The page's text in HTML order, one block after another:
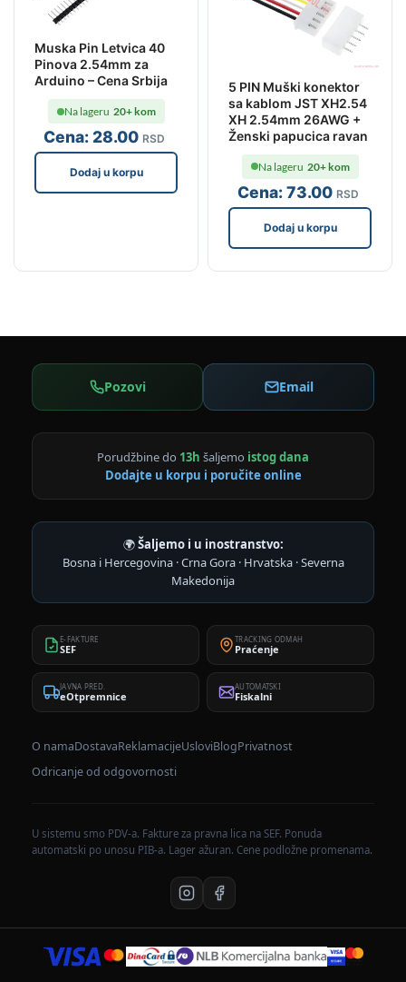
Muska Pin Letvica 40
Pinova 2.54mm za
Arduino – Cena Srbija
Cena: 28.00 RSD
Na lageru 20+ kom
Dodaj u korpu
5 PIN Muški konektor
sa kablom JST XH2.54
XH 2.54mm 26AWG +
Ženski papucica ravan
Cena:73.00 RSD
Na lageru 20+ kom
Dodaj u korpu
Pozovi Email
Porudžbine do 13h šaljemo istog dana
Dodajte u korpu i poručite online
🌍Šaljemo i u inostranstvo:
Bosna i Hercegovina · Crna Gora · Hrvatska · Severna
Makedonija
E-FAKTURE
SEF
TRACKING ODMAH
Praćenje
JAVNA PRED.
eOtpremnice
AUTOMATSKI
Fiskalni
O namaDostavaReklamacijeUsloviBlogPrivatnost
Odricanje od odgovornosti
U sistemu smo PDV-a. Fakture za pravna lica na SEF. Ponuda
automatski po unosu PIB-a. Lager ažuran. Cene podložne promenama.